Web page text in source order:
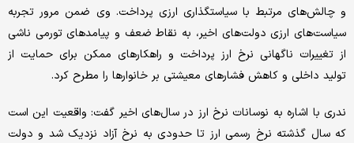
و چالش‌های مرتبط با سیاستگذاری ارزی پرداخت. وی ضمن مرور تجربه
سیاست‌های ارزی دولت‌های اخیر، به نقاط ضعف و پیامدهای تورمی ناشی
از تغییرات ناگهانی نرخ ارز پرداخت و راهکارهای ممکن برای حمایت از
تولید داخلی و کاهش فشارهای معیشتی بر خانوارها را مطرح کرد.
ندری با اشاره به نوسانات نرخ ارز در سال‌های اخیر گفت: واقعیت این است
که سال گذشته نرخ رسمی ارز تا حدودی به نرخ آزاد نزدیک شد و دولت